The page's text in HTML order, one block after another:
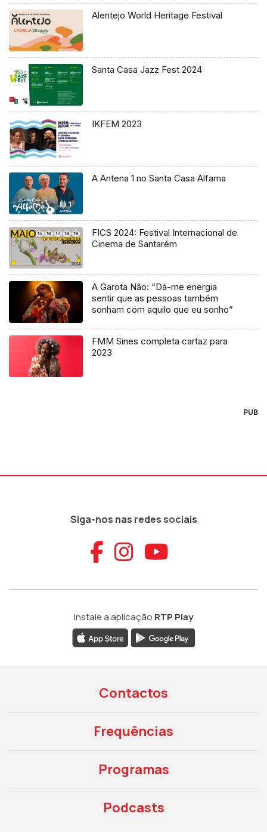
Alentejo World Heritage Festival
Santa Casa Jazz Fest 2024
IKFEM 2023
A Antena 1 no Santa Casa Alfama
FICS 2024: Festival Internacional de
Cinema de Santarém
A Garota Não: “Dá-me energia
sentir que as pessoas também
sonham com aquilo que eu sonho”
FMM Sines completa cartaz para
2023
PUB
Siga-nos nas redes sociais
Aceder ao
Aceder ao
Aceder
Instale a aplicação RTP Play
Contactos
Frequências
Programas
Podcasts